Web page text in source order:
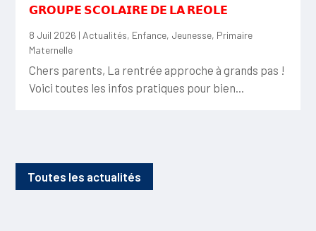
𝗚𝗥𝗢𝗨𝗣𝗘 𝗦𝗖𝗢𝗟𝗔𝗜𝗥𝗘 𝗗𝗘 𝗟𝗔 𝗥𝗘́𝗢𝗟𝗘
8 Juil 2026 | Actualités, Enfance, Jeunesse, Primaire
Maternelle
Chers parents, La rentrée approche à grands pas !
Voici toutes les infos pratiques pour bien...
Toutes les actualités